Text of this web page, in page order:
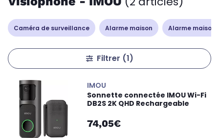
Caméra de surveillance Alarme maison Alarme maison
Filtrer (1)
IMOU
Sonnette connectée IMOU Wi-Fi
DB2S 2K QHD Rechargeable
74,05€